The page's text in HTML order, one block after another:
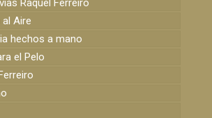
Raquel Ferreiro
al Aire
hechos a mano
el Pelo